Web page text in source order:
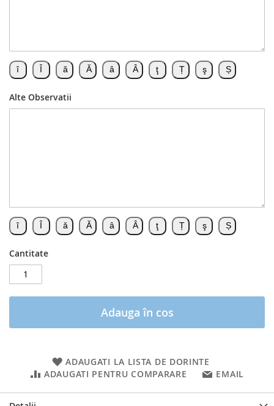
Alte Observatii
Cantitate
Adauga în cos
ADAUGATI LA LISTA DE DORINTE
ADAUGATI PENTRU COMPARARE
EMAIL